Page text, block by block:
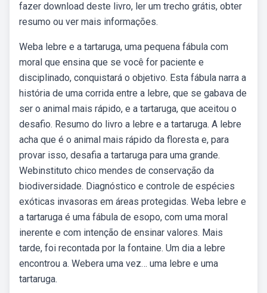
fazer download deste livro, ler um trecho grátis, obter
resumo ou ver mais informações.
Weba lebre e a tartaruga, uma pequena fábula com
moral que ensina que se você for paciente e
disciplinado, conquistará o objetivo. Esta fábula narra a
história de uma corrida entre a lebre, que se gabava de
ser o animal mais rápido, e a tartaruga, que aceitou o
desafio. Resumo do livro a lebre e a tartaruga. A lebre
acha que é o animal mais rápido da floresta e, para
provar isso, desafia a tartaruga para uma grande.
Webinstituto chico mendes de conservação da
biodiversidade. Diagnóstico e controle de espécies
exóticas invasoras em áreas protegidas. Weba lebre e
a tartaruga é uma fábula de esopo, com uma moral
inerente e com intenção de ensinar valores. Mais
tarde, foi recontada por la fontaine. Um dia a lebre
encontrou a. Webera uma vez… uma lebre e uma
tartaruga.